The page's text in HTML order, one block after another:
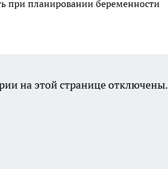
при планировании беременности
на этой странице отключены.